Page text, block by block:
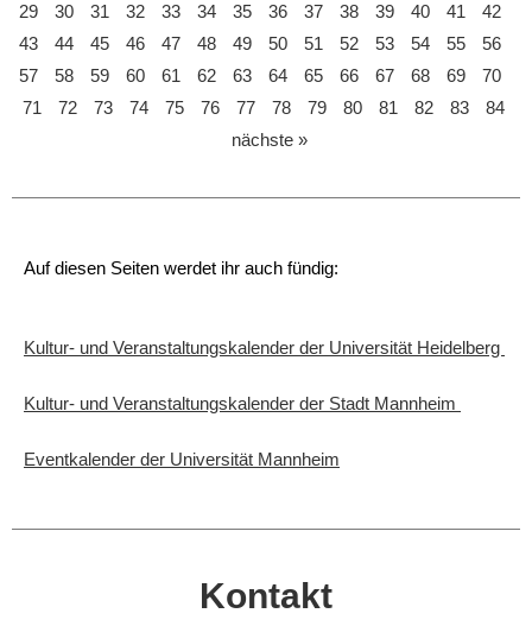
29
30 31 32 33 34 35 36 37 38 39 40 41
42
43
44 45 46 47 48 49 50 51 52 53 54 55
56
57
58 59 60 61 62 63 64 65 66 67 68 69
70
71
72 73 74 75 76 77 78 79 80 81 82 83
84
nächste »
Auf diesen Seiten werdet ihr auch fündig:
Kultur- und Veranstaltungskalender der Universität Heidelberg
Kultur- und Veranstaltungskalender der Stadt Mannheim
Eventkalender der Universität Mannheim
Kontakt